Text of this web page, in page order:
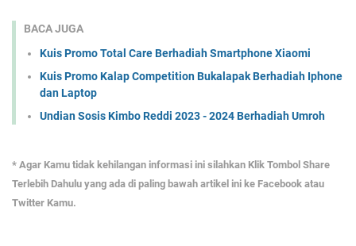
BACA JUGA
Kuis Promo Total Care Berhadiah Smartphone Xiaomi
Kuis Promo Kalap Competition Bukalapak Berhadiah Iphone
dan Laptop
Undian Sosis Kimbo Reddi 2023 - 2024 Berhadiah Umroh
* Agar Kamu tidak kehilangan informasi ini silahkan Klik Tombol Share
Terlebih Dahulu yang ada di paling bawah artikel ini ke Facebook atau
Twitter Kamu.